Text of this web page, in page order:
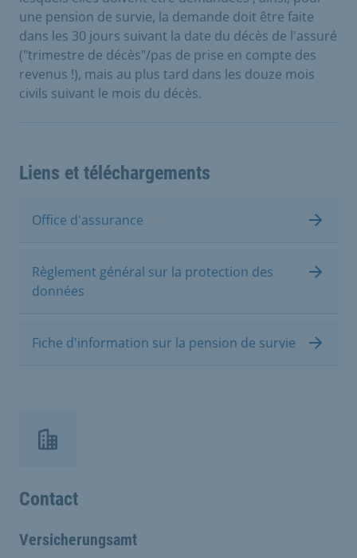
une pension de survie, la demande doit être faite
dans les 30 jours suivant la date du décès de l'assuré
("trimestre de décès"/pas de prise en compte des
revenus !), mais au plus tard dans les douze mois
civils suivant le mois du décès.
Liens et téléchargements
Office d'assurance
Règlement général sur la protection des
données
Fiche d'information sur la pension de survie
Contact
Versicherungsamt